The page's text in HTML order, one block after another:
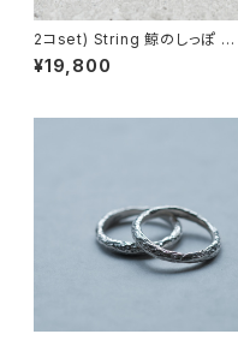
2コset) String 鯨のしっぽ ペ
ア ネックレス シルバー925
¥19,800